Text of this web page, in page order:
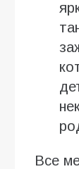
Все